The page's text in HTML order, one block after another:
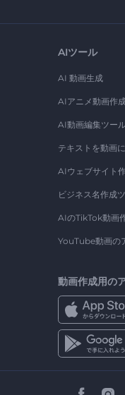
AIツール
AI 動画生成
AIアニメ動画作
AI動画編集ツー
テキストを動画
AIウェブサイト
ビジネス名作成
AIのTikTok動画
YouTube動画の
動画作成用の